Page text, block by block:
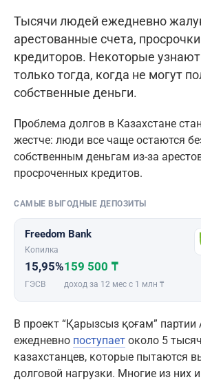
Тысячи людей ежедневно
арестованные счета,
кредиторов. Некоторые
только тогда, когда не могут
собственные деньги.
Проблема долгов в Казахстане
жестче: люди все чаще остаются
собственным деньгам из-за
просроченных кредитов.
САМЫЕ ВЫГОДНЫЕ ДЕПОЗИТЫ
Freedom Bank
Копилка
15,95%
ГЭСВ
159 500 ₸
доход за 12 мес с 1 млн ₸
В проект “Қарызсыз қоғам” партии
ежедневно поступает около 5
казахстанцев, которые пытаются
долговой нагрузки. Многие из них